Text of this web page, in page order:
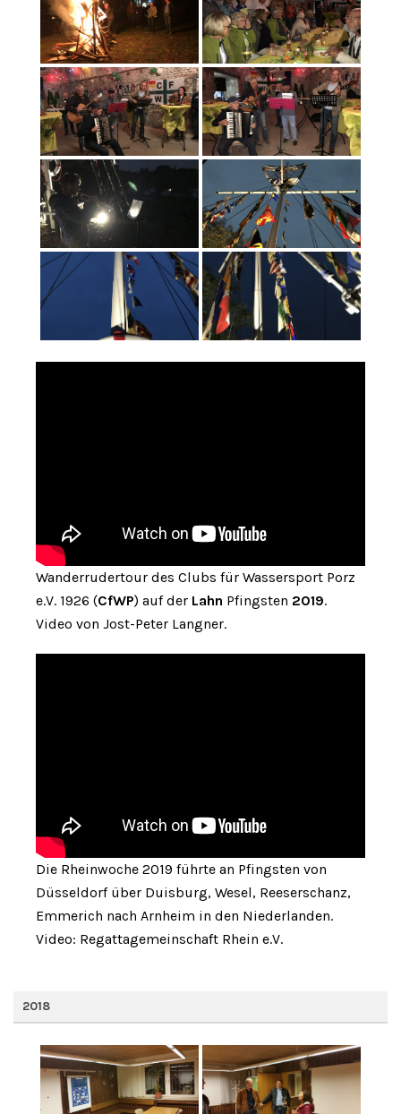
Wanderrudertour des Clubs für Wassersport Porz
e.V. 1926 (CfWP) auf der Lahn Pfingsten 2019.
Video von Jost-Peter Langner.
Die Rheinwoche 2019 führte an Pfingsten von
Düsseldorf über Duisburg, Wesel, Reeserschanz,
Emmerich nach Arnheim in den Niederlanden.
Video: Regattagemeinschaft Rhein e.V.
2018